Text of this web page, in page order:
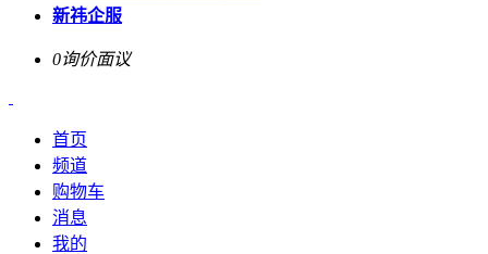
新祎企服
0询价面议
首页
频道
购物车
消息
我的